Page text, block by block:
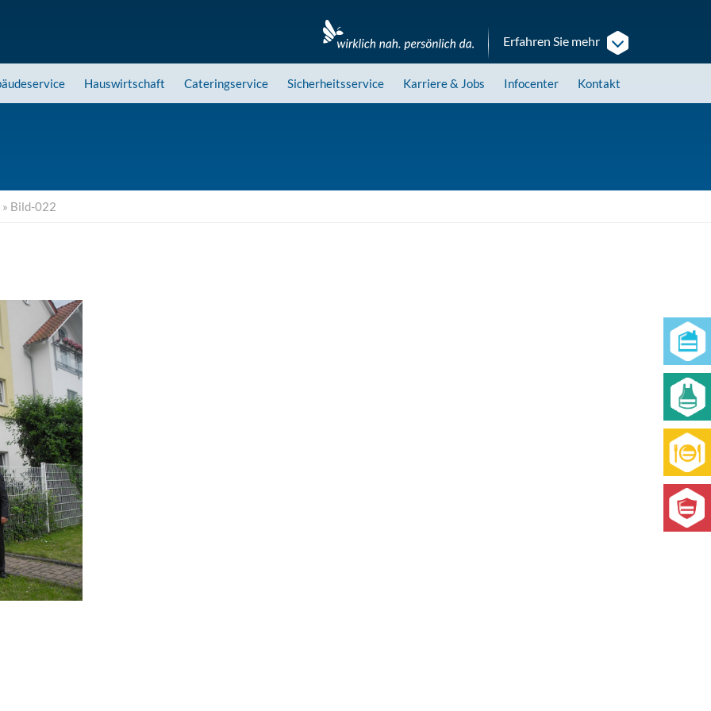
Erfahren Sie mehr
Hauswirtschaft Cateringservice Sicherheitsservice Karriere& Jobs Infocenter Kontakt
» Bild-022